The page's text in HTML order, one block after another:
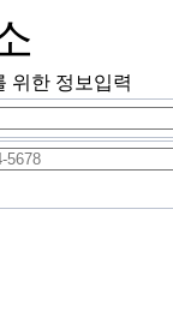
위한 정보입력